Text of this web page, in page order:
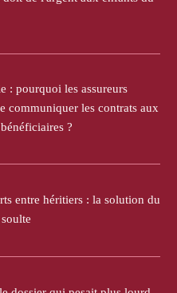
: pourquoi les assureurs
communiquer les contrats aux
?
entre héritiers : la solution du